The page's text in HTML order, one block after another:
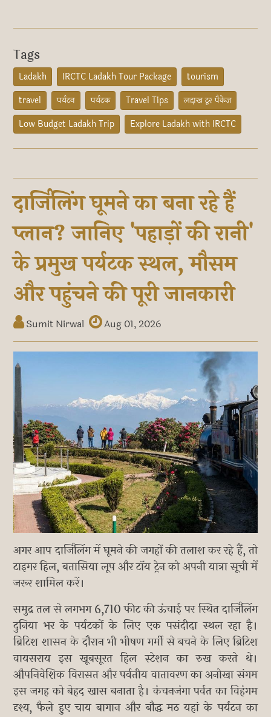
Tags
Ladakh IRCTC Ladakh Tour Package
tourism
travel
पर्यटन पर्यटक Travel Tips
लद्दाख टूर पैकेज
Low Budget Ladakh Trip
Explore Ladakh with IRCTC
दार्जिलिंग घूमने का बना रहे हैं
प्लान? जानिए 'पहाड़ों की रानी'
के प्रमुख पर्यटक स्थल, मौसम
और पहुंचने की पूरी जानकारी
Sumit Nirwal Aug 01, 2026
अगर आप दार्जिलिंग में घूमने की जगहों की तलाश कर रहे हैं, तो
टाइगर हिल, बतासिया लूप और टॉय ट्रेन को अपनी यात्रा सूची में
जरूर शामिल करें।
समुद्र तल से लगभग 6,710 फीट की ऊंचाई पर स्थित दार्जिलिंग
दुनिया भर के पर्यटकों के लिए एक पसंदीदा स्थल रहा है।
ब्रिटिश शासन के दौरान भी भीषण गर्मी से बचने के लिए ब्रिटिश
वायसराय इस खूबसूरत हिल स्टेशन का रुख करते थे।
औपनिवेशिक विरासत और पर्वतीय वातावरण का अनोखा संगम
इस जगह को बेहद खास बनाता है। कंचनजंगा पर्वत का विहंगम
दृश्य, फैले हुए चाय बागान और बौद्ध मठ यहां के पर्यटन का